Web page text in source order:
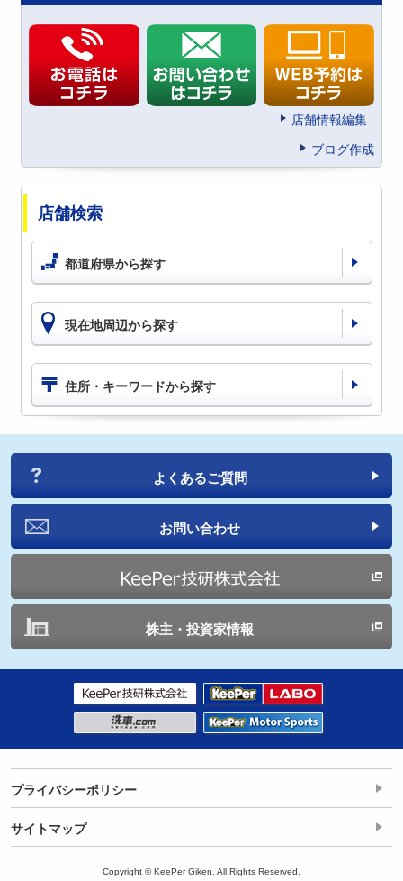
店舗情報編集
ブログ作成
店舗検索
都道府県から探す
現在地周辺から探す
住所・キーワードから探す
よくあるご質問
お問い合わせ
株主・投資家情報
プライバシーポリシー
サイトマップ
Copyright © KeePer Giken. All Rights Reserved.